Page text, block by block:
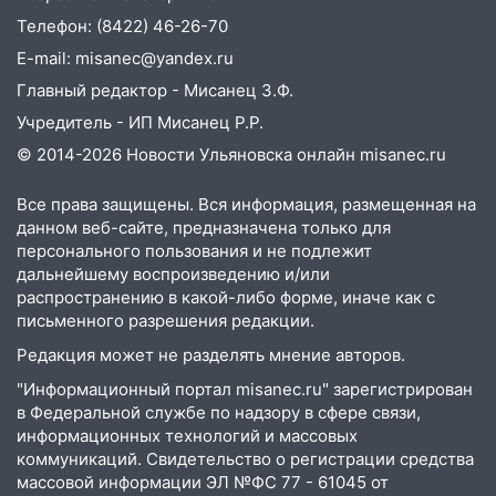
09:35
В Ульяновске директора фирмы
будут судить за неуплату налогов на 48
млн рублей
08:22 Подросток на питбайке сбил
велосипедистку: пострадали двое
07:20 Жара возвращается: ожидается
06:00 Под Ульяновском при развороте
пострадал 38-летний водитель
иномарки
05:00 «Каждая пятая женщина и каждый
второй мужчина в мире сталкиваются с
алопецией»: врач рассказал, чем может
быть вызвано облысение и как с этим
справиться
03:30 Гороскоп на 7 августа: пятница
принесет прилив творческой энергии и
Телефон: (8422) 46-26-70
E-mail: misanec@yandex.ru
Главный редактор - Мисанец З.Ф.
Учредитель - ИП Мисанец Р.Р.
© 2014-2026 Новости Ульяновска онлайн misanec.ru
Все права защищены. Вся информация, размещенная на
данном веб-сайте, предназначена только для
персонального пользования и не подлежит
дальнейшему воспроизведению и/или
распространению в какой-либо форме, иначе как с
письменного разрешения редакции.
Редакция может не разделять мнение авторов.
"Информационный портал misanec.ru" зарегистрирован
в Федеральной службе по надзору в сфере связи,
информационных технологий и массовых
коммуникаций. Свидетельство о регистрации средства
массовой информации ЭЛ №ФС 77 - 61045 от